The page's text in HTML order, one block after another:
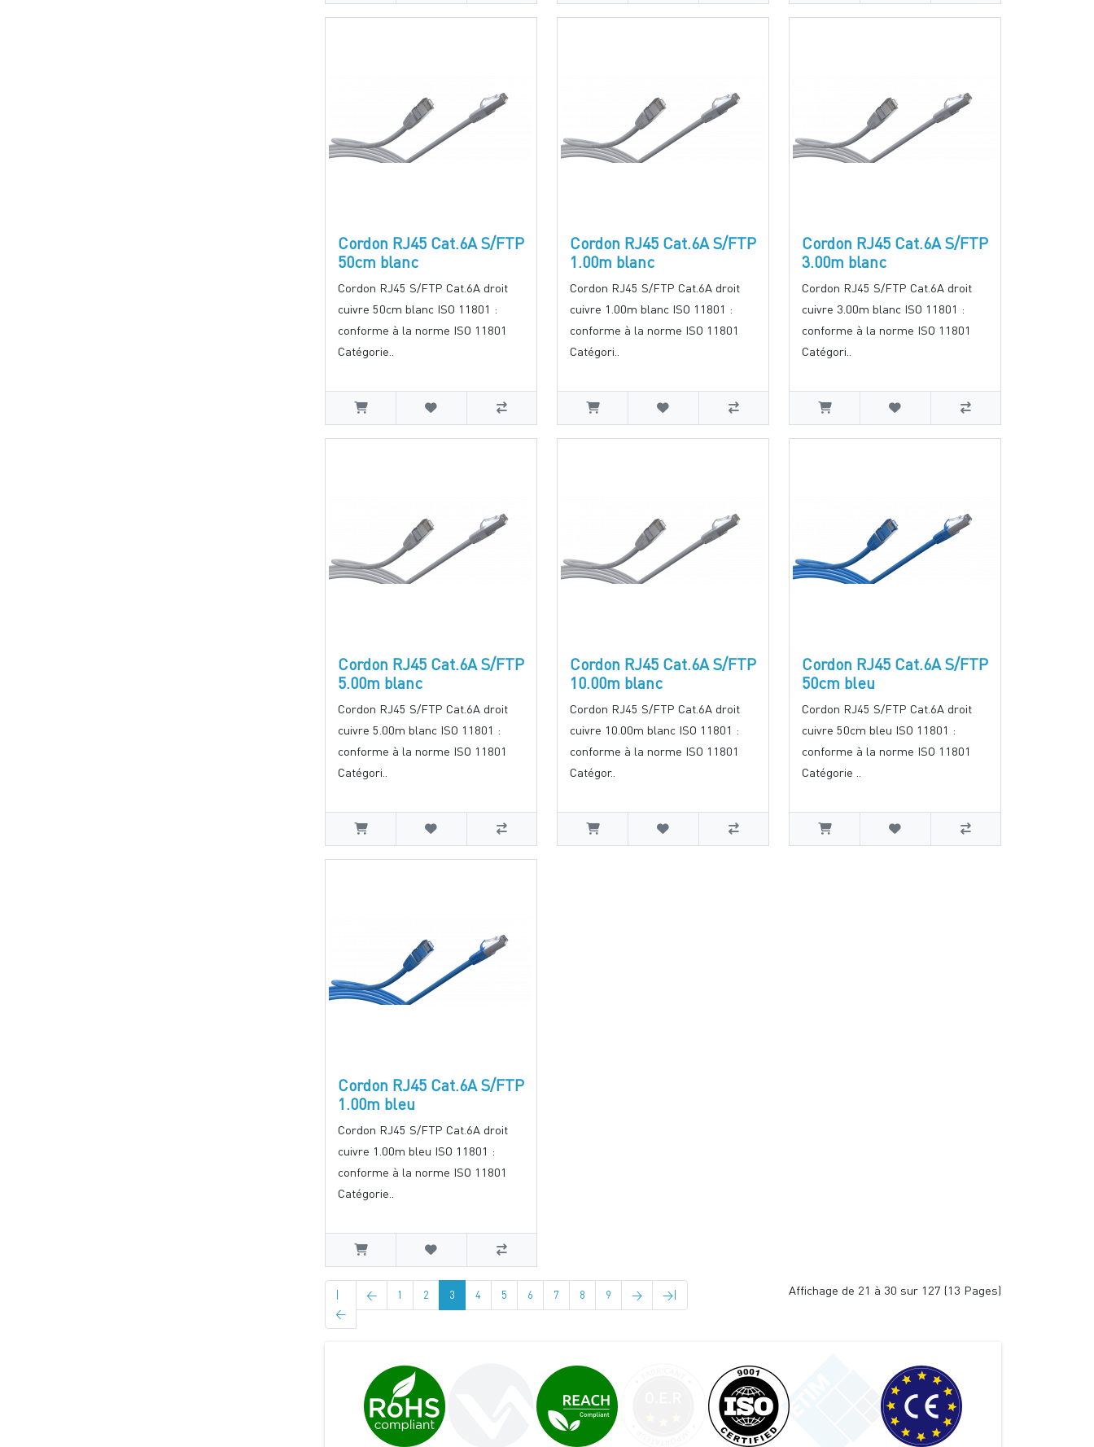
Cordon RJ45 Cat.6A S/FTP
50cm blanc
Cordon RJ45 S/FTP Cat.6A droit
cuivre 50cm blanc ISO 11801 :
conforme à la norme ISO 11801
Catégorie..
Cordon RJ45 Cat.6A S/FTP
1.00m blanc
Cordon RJ45 S/FTP Cat.6A droit
cuivre 1.00m blanc ISO 11801 :
conforme à la norme ISO 11801
Catégori..
Cordon RJ45 Cat.6A S/FTP
3.00m blanc
Cordon RJ45 S/FTP Cat.6A droit
cuivre 3.00m blanc ISO 11801 :
conforme à la norme ISO 11801
Catégori..
Cordon RJ45 Cat.6A S/FTP
5.00m blanc
Cordon RJ45 S/FTP Cat.6A droit
cuivre 5.00m blanc ISO 11801 :
conforme à la norme ISO 11801
Catégori..
Cordon RJ45 Cat.6A S/FTP
10.00m blanc
Cordon RJ45 S/FTP Cat.6A droit
cuivre 10.00m blanc ISO 11801 :
conforme à la norme ISO 11801
Catégor..
Cordon RJ45 Cat.6A S/FTP
50cm bleu
Cordon RJ45 S/FTP Cat.6A droit
cuivre 50cm bleu ISO 11801 :
conforme à la norme ISO 11801
Catégorie ..
Cordon RJ45 Cat.6A S/FTP
1.00m bleu
Cordon RJ45 S/FTP Cat.6A droit
cuivre 1.00m bleu ISO 11801 :
conforme à la norme ISO 11801
Catégorie..
<
< 1 2 3 4 5 6 7 8 9 > >| Affichage de 21 à 30 sur 127 (13 Pages)